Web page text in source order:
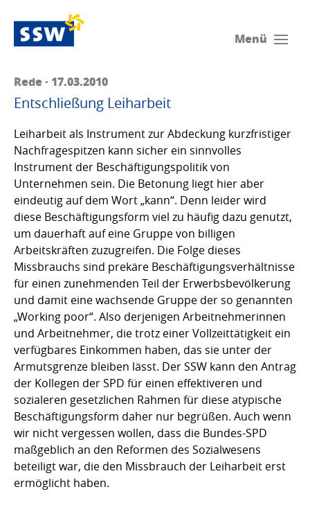
Menü
Rede · 17.03.2010
Entschließung Leiharbeit
Leiharbeit als Instrument zur Abdeckung kurzfristiger
Nachfragespitzen kann sicher ein sinnvolles
Instrument der Beschäftigungspolitik von
Unternehmen sein. Die Betonung liegt hier aber
eindeutig auf dem Wort „kann“. Denn leider wird
diese Beschäftigungsform viel zu häufig dazu genutzt,
um dauerhaft auf eine Gruppe von billigen
Arbeitskräften zuzugreifen. Die Folge dieses
Missbrauchs sind prekäre Beschäftigungsverhältnisse
für einen zunehmenden Teil der Erwerbsbevölkerung
und damit eine wachsende Gruppe der so genannten
„Working poor“. Also derjenigen Arbeitnehmerinnen
und Arbeitnehmer, die trotz einer Vollzeittätigkeit ein
verfügbares Einkommen haben, das sie unter der
Armutsgrenze bleiben lässt. Der SSW kann den Antrag
der Kollegen der SPD für einen effektiveren und
sozialeren gesetzlichen Rahmen für diese atypische
Beschäftigungsform daher nur begrüßen. Auch wenn
wir nicht vergessen wollen, dass die Bundes-SPD
maßgeblich an den Reformen des Sozialwesens
beteiligt war, die den Missbrauch der Leiharbeit erst
ermöglicht haben.